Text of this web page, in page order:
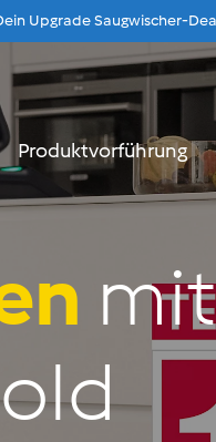
Upgrade Saugwischer-
Produktvorführung
mit